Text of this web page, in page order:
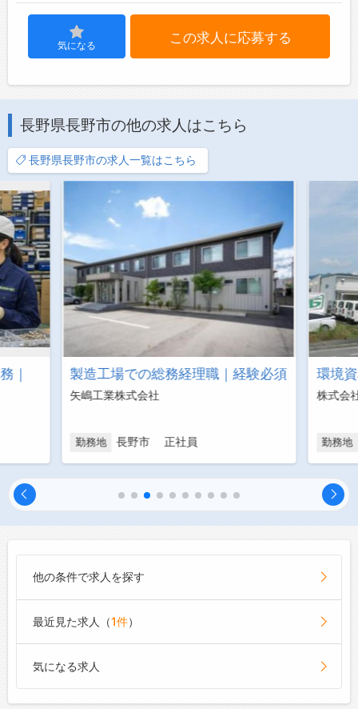
気になる この求人に応募する
長野県長野市の他の求人はこちら
長野県長野市の求人一覧はこちら
｜ 製造工場での総務経理職｜経験必須
矢嶋工業株式会社
勤務地 長野市 正社員
環境
株式会
勤務地
他の条件で求人を探す
最近見た求人（1件）
気になる求人